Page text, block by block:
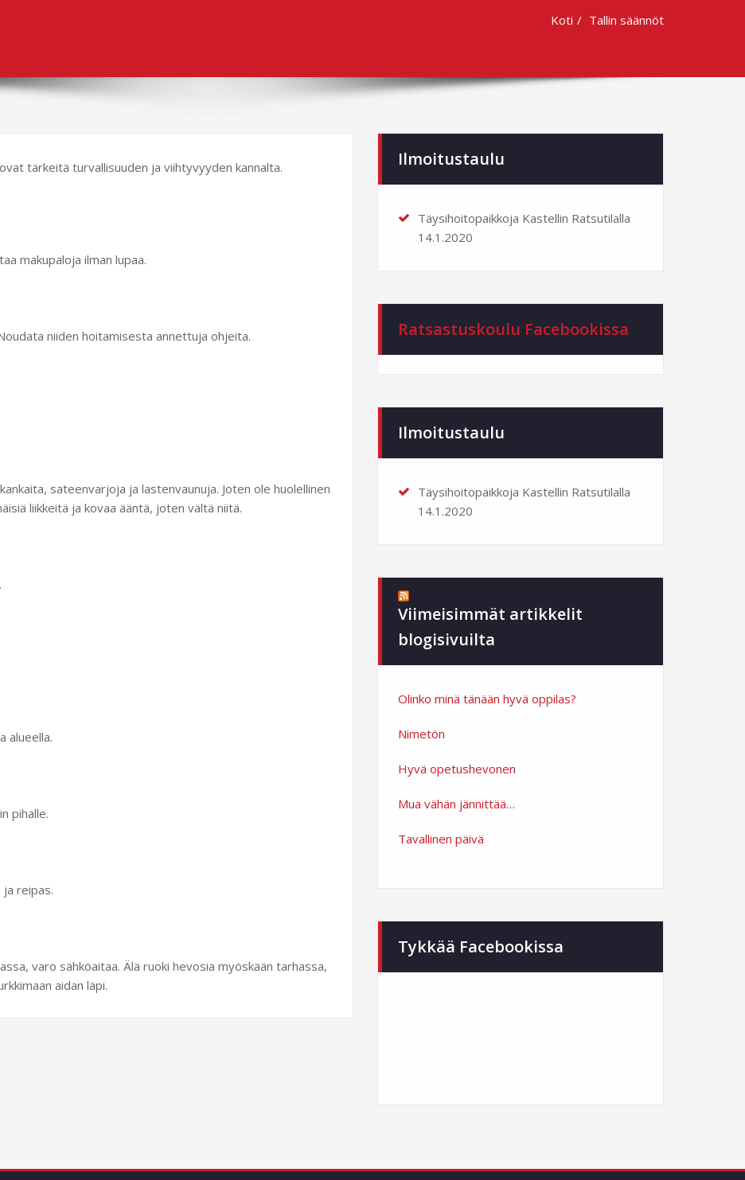
Koti Tallin säännöt
tärkeitä turvallisuuden ja viihtyvyyden kannalta.
makupaloja ilman lupaa.
niiden hoitamisesta annettuja ohjeita.
sateenvarjoja ja lastenvaunuja. Joten ole huolellinen
liikkeitä ja kovaa ääntä, joten vältä niitä.
alueella.
pihalle.
reipas.
varo sähköaitaa. Älä ruoki hevosia myöskään tarhassa,
aidan läpi.
Ilmoitustaulu
Täysihoitopaikkoja Kastellin Ratsutilalla
14.1.2020
Ratsastuskoulu Facebookissa
Ilmoitustaulu
Täysihoitopaikkoja Kastellin Ratsutilalla
14.1.2020
Viimeisimmät artikkelit
blogisivuilta
Olinko minä tänään hyvä oppilas?
Nimetön
Hyvä opetushevonen
Mua vähän jännittää…
Tavallinen päivä
Tykkää Facebookissa